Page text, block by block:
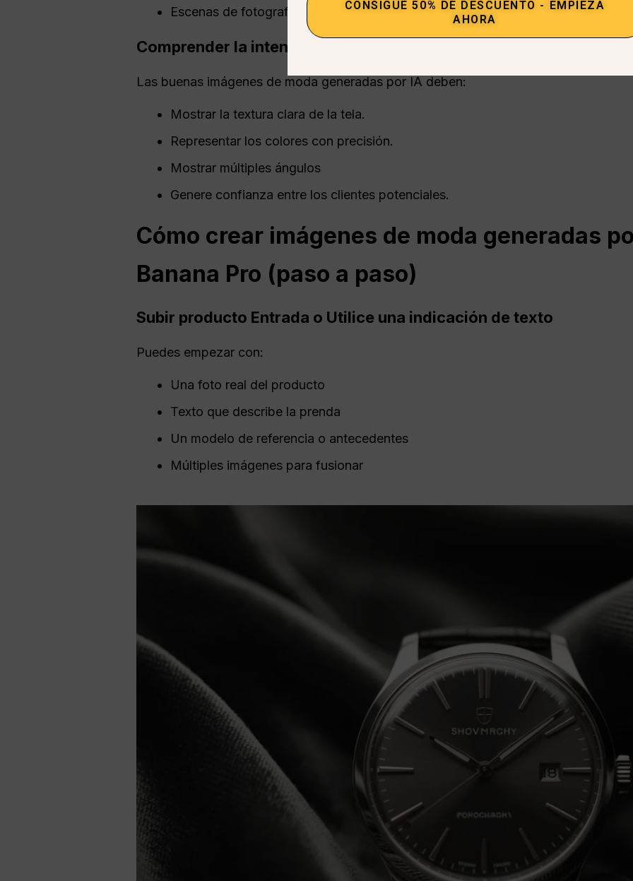
Escenas de fotografía de estilo de vida
Comprender la intención de compra
Las buenas imágenes de moda generadas por IA deben:
Mostrar la textura clara de la tela.
Representar los colores con precisión.
Mostrar múltiples ángulos
Genere confianza entre los clientes potenciales.
Cómo crear imágenes de moda generadas
Banana Pro (paso a paso)
Subir producto Entrada o Utilice una indicación de texto
Puedes empezar con:
Una foto real del producto
Texto que describe la prenda
Un modelo de referencia o antecedentes
Múltiples imágenes para fusionar
CONSIGUE 50% DE DESCUENTO - EMPIEZA
AHORA